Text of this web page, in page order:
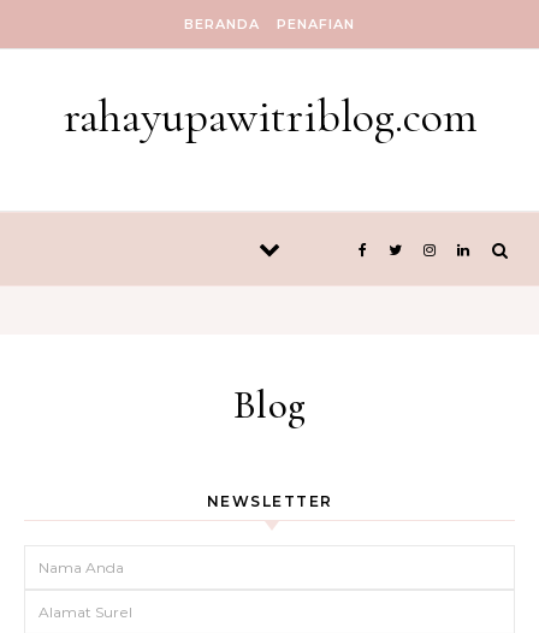
BERANDA PENAFIAN
rahayupawitriblog.com
Blog
NEWSLETTER